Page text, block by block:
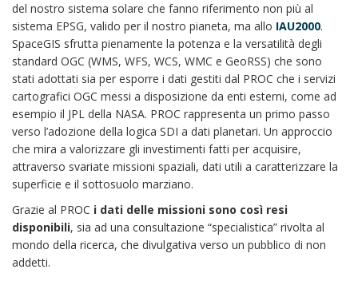
del nostro sistema solare che fanno riferimento non più al
sistema EPSG, valido per il nostro pianeta, ma allo IAU2000.
SpaceGIS sfrutta pienamente la potenza e la versatilità degli
standard OGC (WMS, WFS, WCS, WMC e GeoRSS) che sono
stati adottati sia per esporre i dati gestiti dal PROC che i servizi
cartografici OGC messi a disposizione da enti esterni, come ad
esempio il JPL della NASA. PROC rappresenta un primo passo
verso l’adozione della logica SDI a dati planetari. Un approccio
che mira a valorizzare gli investimenti fatti per acquisire,
attraverso svariate missioni spaziali, dati utili a caratterizzare la
superficie e il sottosuolo marziano.
Grazie al PROC i dati delle missioni sono così resi
disponibili, sia ad una consultazione “specialistica” rivolta al
mondo della ricerca, che divulgativa verso un pubblico di non
addetti.